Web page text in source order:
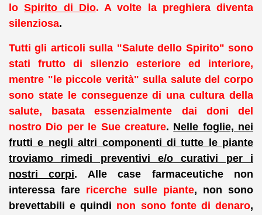
loSpirito di Dio. A volte la preghiera diventa
silenziosa.
Tutti gli articoli sulla "Salute dello Spirito" sono
stati frutto di silenzio esteriore ed interiore,
mentre "le piccole verità" sulla salute del corpo
sono state le conseguenze di una cultura della
salute, basata essenzialmente dai doni del
nostro Dio per le Sue creature. Nelle foglie, nei
frutti e negli altri componenti di tutte le piante
troviamo rimedi preventivi e/o curativi per i
nostri corpi. Alle case farmaceutiche non
interessa fare ricerche sulle piante, non sono
brevettabili e quindi non sono fonte di denaro,